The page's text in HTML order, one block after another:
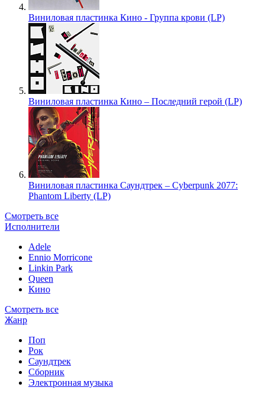
Виниловая пластинка Кино - Группа крови (LP)
Виниловая пластинка Кино – Последний герой (LP)
Виниловая пластинка Саундтрек – Cyberpunk 2077:
Phantom Liberty (LP)
Смотреть все
Исполнители
Adele
Ennio Morricone
Linkin Park
Queen
Кино
Смотреть все
Жанр
Поп
Рок
Саундтрек
Сборник
Электронная музыка